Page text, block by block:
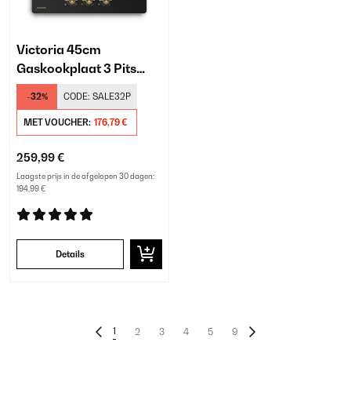
Victoria 45cm
Gaskookplaat 3 Pits
Zwart
-32% CODE: SALE32P
MET VOUCHER: 176,79 €
259,99 €
Laagste prijs in de afgelopen 30 dagen:
194,99 €
Details
1 2 3 4 5 9